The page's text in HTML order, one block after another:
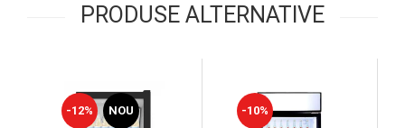
PRODUSE ALTERNATIVE
-12% NOU -10%